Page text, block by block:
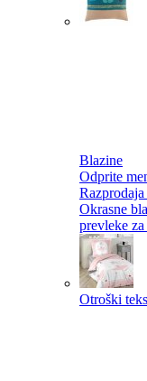
Blazine
Odprite
Okrasne
prevleke
Otroški